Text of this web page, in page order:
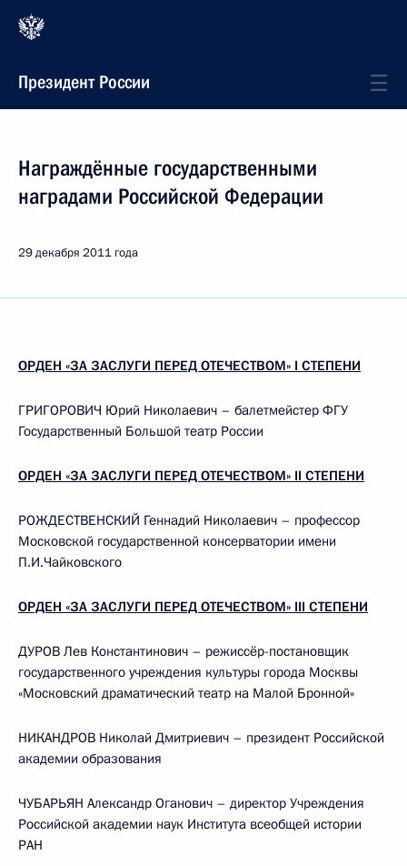
Президент России
Награждённые государственными
наградами Российской Федерации
29 декабря 2011 года
ОРДЕН «ЗА ЗАСЛУГИ ПЕРЕД ОТЕЧЕСТВОМ» I СТЕПЕНИ
ГРИГОРОВИЧ Юрий Николаевич – балетмейстер ФГУ
Государственный Большой театр России
ОРДЕН «ЗА ЗАСЛУГИ ПЕРЕД ОТЕЧЕСТВОМ» II СТЕПЕНИ
РОЖДЕСТВЕНСКИЙ Геннадий Николаевич – профессор
Московской государственной консерватории имени
П.И.Чайковского
ОРДЕН «ЗА ЗАСЛУГИ ПЕРЕД ОТЕЧЕСТВОМ» III СТЕПЕНИ
ДУРОВ Лев Константинович – режиссёр-постановщик
государственного учреждения культуры города Москвы
«Московский драматический театр на Малой Бронной»
НИКАНДРОВ Николай Дмитриевич – президент Российской
академии образования
ЧУБАРЬЯН Александр Оганович – директор Учреждения
Российской академии наук Института всеобщей истории
РАН